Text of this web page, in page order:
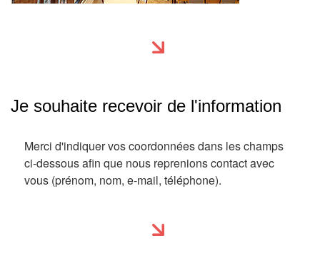
Je souhaite recevoir de l'information
Merci d'indiquer vos coordonnées dans les champs
ci-dessous afin que nous reprenions contact avec
vous (prénom, nom, e-mail, téléphone).